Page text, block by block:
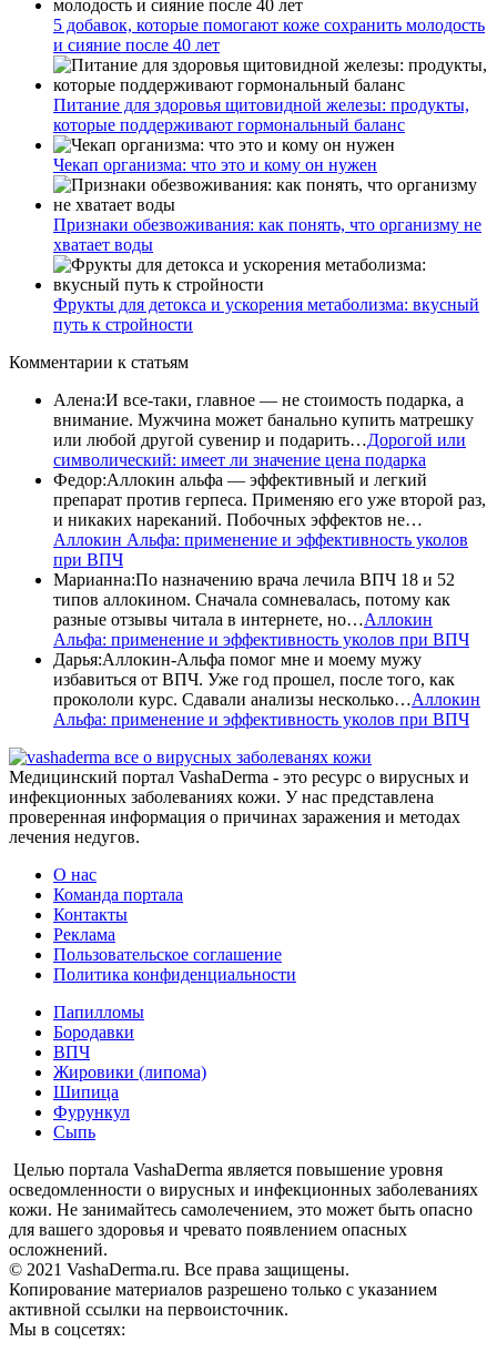
5 добавок, которые помогают коже сохранить молодость
и сияние после 40 лет
Питание для здоровья щитовидной железы: продукты,
которые поддерживают гормональный баланс
Чекап организма: что это и кому он нужен
Признаки обезвоживания: как понять, что организму не
хватает воды
Фрукты для детокса и ускорения метаболизма: вкусный
путь к стройности
Комментарии к статьям
Алена:И все-таки, главное — не стоимость подарка, а
внимание. Мужчина может банально купить матрешку
или любой другой сувенир и подарить…Дорогой или
символический: имеет ли значение цена подарка
Федор:Аллокин альфа — эффективный и легкий
препарат против герпеса. Применяю его уже второй раз,
и никаких нареканий. Побочных эффектов не…
Аллокин Альфа: применение и эффективность уколов
при ВПЧ
Марианна:По назначению врача лечила ВПЧ 18 и 52
типов аллокином. Сначала сомневалась, потому как
разные отзывы читала в интернете, но…Аллокин
Альфа: применение и эффективность уколов при ВПЧ
Дарья:Аллокин-Альфа помог мне и моему мужу
избавиться от ВПЧ. Уже год прошел, после того, как
прокололи курс. Сдавали анализы несколько…Аллокин
Альфа: применение и эффективность уколов при ВПЧ
все о вирусных заболеванях кожи
Медицинский портал VashaDerma - это ресурс о вирусных и
инфекционных заболеваниях кожи. У нас представлена
проверенная информация о причинах заражения и методах
лечения недугов.
О нас
Команда портала
Контакты
Реклама
Пользовательское соглашение
Политика конфиденциальности
Папилломы
Бородавки
ВПЧ
Жировики (липома)
Шипица
Фурункул
Сыпь
Целью портала VashaDerma является повышение уровня
осведомленности о вирусных и инфекционных заболеваниях
кожи. Не занимайтесь самолечением, это может быть опасно
для вашего здоровья и чревато появлением опасных
осложнений.
© 2021 VashaDerma.ru. Все права защищены.
Копирование материалов разрешено только с указанием
активной ссылки на первоисточник.
Мы в соцсетях: